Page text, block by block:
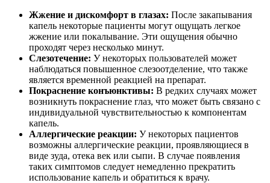
Жжение и дискомфорт в глазах: После закапывания
капель некоторые пациенты могут ощущать легкое
жжение или покалывание. Эти ощущения обычно
проходят через несколько минут.
Слезотечение: У некоторых пользователей может
наблюдаться повышенное слезоотделение, что также
является временной реакцией на препарат.
Покраснение конъюнктивы: В редких случаях может
возникнуть покраснение глаз, что может быть связано с
индивидуальной чувствительностью к компонентам
капель.
Аллергические реакции: У некоторых пациентов
возможны аллергические реакции, проявляющиеся в
виде зуда, отека век или сыпи. В случае появления
таких симптомов следует немедленно прекратить
использование капель и обратиться к врачу.